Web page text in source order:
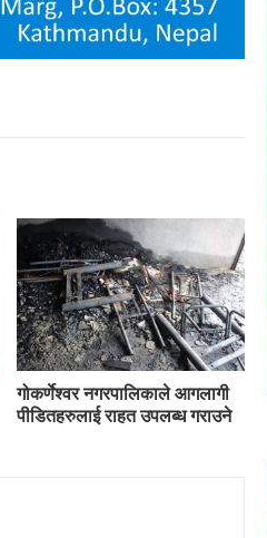
गोकर्णेश्वर नगरपालिकाले आगलागी
पीडितहरुलाई राहत उपलब्ध गराउने